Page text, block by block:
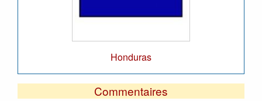
Honduras
Commentaires